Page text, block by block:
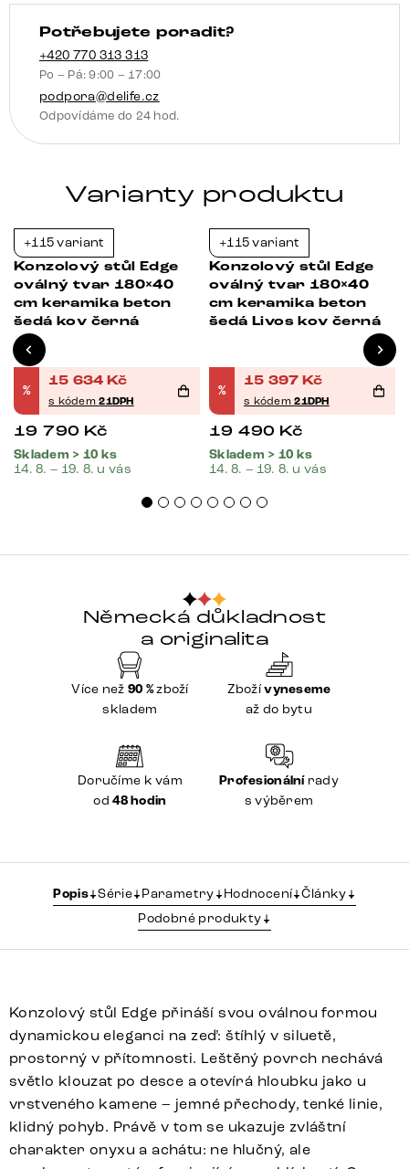
titanová
barva
množství
Potřebujete poradit?
+420 770 313 313
Po – Pá: 9:00 – 17:00
podpora@delife.cz
Odpovídáme do 24 hod.
Varianty produktu
+115 variant
Konzolový stůl Edge
oválný tvar 180×40
cm keramika beton
šedá kov černá
%
15 634 Kč
s kódem21DPH
19 790 Kč
Skladem > 10 ks
14. 8. – 19. 8. u vás
+115 variant
Konzolový stůl Edge
oválný tvar 180×40
cm keramika beton
šedá Livos kov černá
%
15 397 Kč
s kódem21DPH
19 490 Kč
Skladem > 10 ks
14. 8. – 19. 8. u vás
Německá důkladnost
a originalita
Více než 90 %zboží
skladem
Zbožívyneseme
až do bytu
Doručíme k vám
od48 hodin
Profesionálnírady
s výběrem
Popis Série Parametry Hodnocení Články
Podobné produkty
Konzolový stůl Edge přináší svou oválnou formou
dynamickou eleganci na zeď: štíhlý v siluetě,
prostorný v přítomnosti. Leštěný povrch nechává
světlo klouzat po desce a otevírá hloubku jako u
vrstveného kamene – jemné přechody, tenké linie,
klidný pohyb. Právě v tom se ukazuje zvláštní
charakter onyxu a achátu: ne hlučný, ale